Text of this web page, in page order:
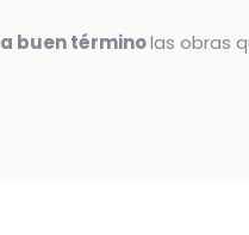
a buen términolas obras